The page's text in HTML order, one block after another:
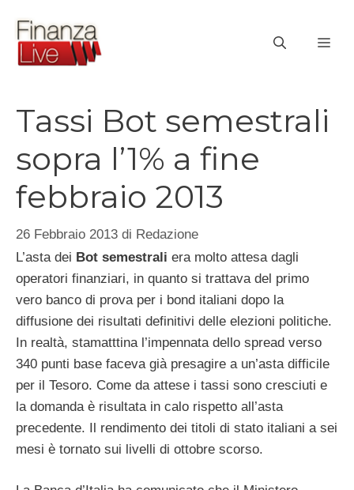
contenuto
Tassi Bot semestrali
sopra l’1% a fine
febbraio 2013
26 Febbraio 2013 di Redazione
L’asta dei Bot semestrali era molto attesa dagli
operatori finanziari, in quanto si trattava del primo
vero banco di prova per i bond italiani dopo la
diffusione dei risultati definitivi delle elezioni politiche.
In realtà, stamatttina l’impennata dello spread verso
340 punti base faceva già presagire a un’asta difficile
per il Tesoro. Come da attese i tassi sono cresciuti e
la domanda è risultata in calo rispetto all’asta
precedente. Il rendimento dei titoli di stato italiani a sei
mesi è tornato sui livelli di ottobre scorso.